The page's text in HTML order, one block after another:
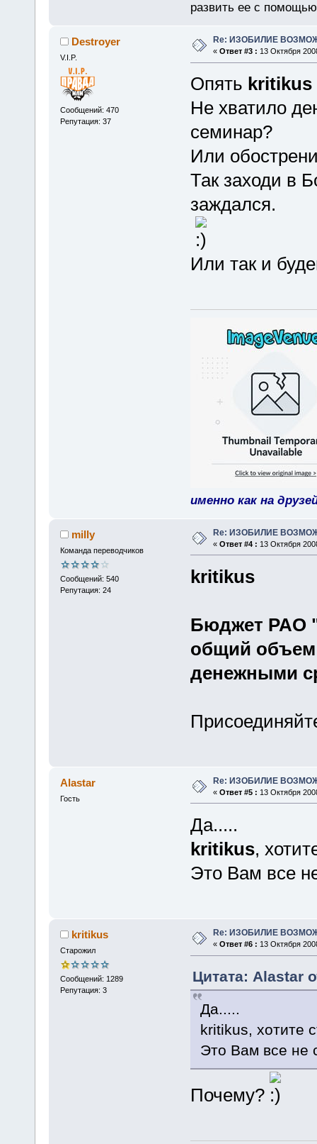
развить ее с
Destroyer
V.I.P.
Сообщений: 470
Репутация: 37
Re: ИЗОБИЛИЕ
« Ответ #3 : 13 Октября
Опять kritikus
Не хватило
семинар?
Или
Так заходи в
заждался.
Или так и
именно как на
milly
Команда переводчиков
Сообщений: 540
Репутация: 24
Re: ИЗОБИЛИЕ
« Ответ #4 : 13 Октября
kritikus
Бюджет РАО
общий объем
денежными
Alastar
Гость
Re: ИЗОБИЛИЕ
« Ответ #5 : 13 Октября
Да.....
kritikus,
Это Вам все
kritikus
Старожил
Сообщений: 1289
Репутация: 3
Re: ИЗОБИЛИЕ
« Ответ #6 : 13 Октября
Цитата: Alastar
Да.....
kritikus, хотите
Это Вам все не
Почему?